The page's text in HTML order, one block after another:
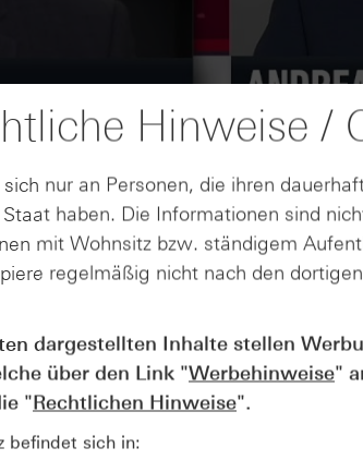
Wie lange bleibt der
Rekordlaune? - ntv
07.08.26
Hinweise /
nur an Personen, die ihren
haben. Die Informationen sind
mit Wohnsitz bzw. ständigem
regelmäßig nicht nach den
dargestellten Inhalte stellen
über den Link "Werbehinweise"
"Rechtlichen Hinweise".
befindet sich in: